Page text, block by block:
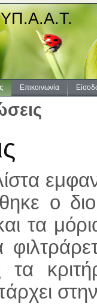
ΥΠ.Α.Α.Τ.
Επικοινωνία
ο
τα
τα